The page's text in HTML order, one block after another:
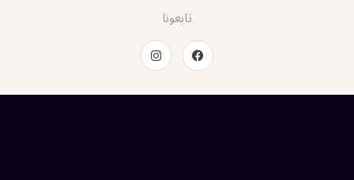
تابعونا